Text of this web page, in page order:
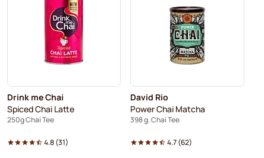
Drink me Chai
Spiced Chai Latte
250g Chai Tee
4.8(31)
David Rio
Power Chai Matcha
398 g. Chai Tee
4.7(62)